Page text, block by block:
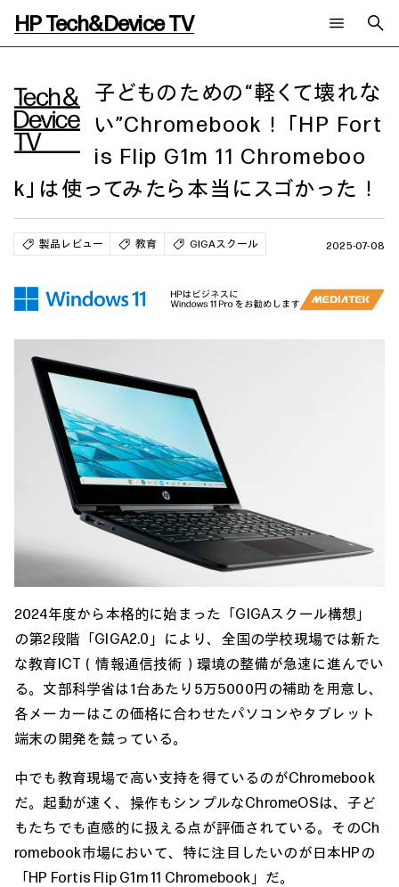
HP Tech&Device TV
全てのコンテンツ
チャンネル
AIの進化と活用事例
製品トレンド & レビュー
サイバーセキュリティ
教育とテクノロジー
自治体・公共
ワークステーション
プリンター
事例
イベントレポート
AI PC
AIワークステーション
Poly
タグ一覧
コラム一覧
ご相談
日本HP 公式Webサイト
HP Tech&Device TV 内のコンテンツを検索します。
子どものための“軽くて壊れな
い”Chromebook！「HP Fort
is Flip G1m 11 Chromeboo
k」は使ってみたら本当にスゴかった！
製品レビュー 教育 GIGAスクール 2025-07-08
2024年度から本格的に始まった「GIGAスクール構想」
の第2段階「GIGA2.0」により、全国の学校現場では新た
な教育ICT（情報通信技術）環境の整備が急速に進んでい
る。文部科学省は1台あたり5万5000円の補助を用意し、
各メーカーはこの価格に合わせたパソコンやタブレット
端末の開発を競っている。
中でも教育現場で高い支持を得ているのがChromebook
だ。起動が速く、操作もシンプルなChromeOSは、子ど
もたちでも直感的に扱える点が評価されている。そのCh
romebook市場において、特に注目したいのが日本HPの
「HP Fortis Flip G1m 11 Chromebook」だ。